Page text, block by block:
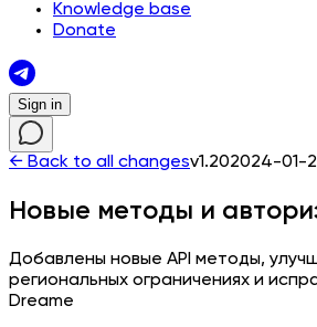
Knowledge base
Donate
Sign in
← Back to all changesv1.202024-01-
Новые методы и
Добавлены новые API методы,
региональных ограничениях и
Dreame